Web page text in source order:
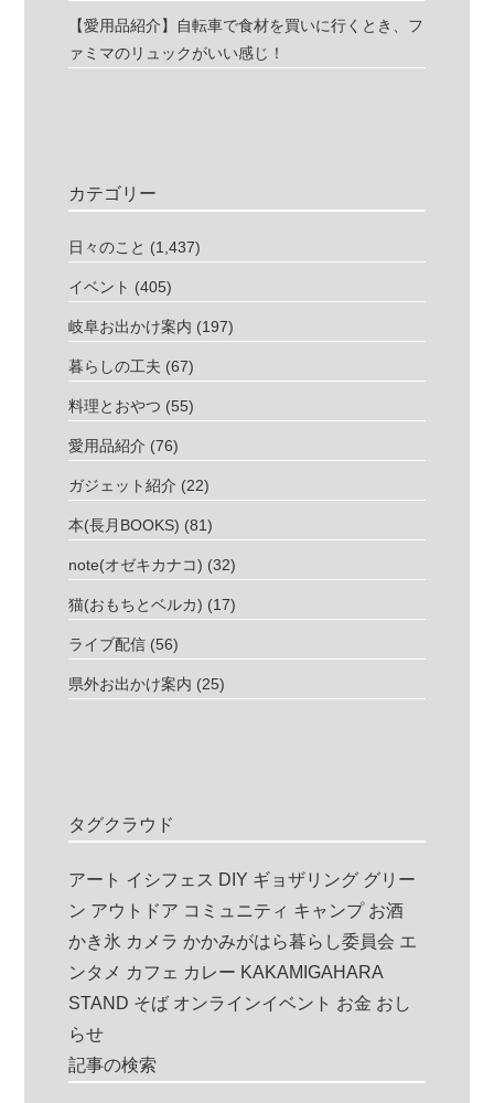
【愛用品紹介】自転車で食材を買いに行くとき、フ
ァミマのリュックがいい感じ！
カテゴリー
日々のこと (1,437)
イベント (405)
岐阜お出かけ案内 (197)
暮らしの工夫 (67)
料理とおやつ (55)
愛用品紹介 (76)
ガジェット紹介 (22)
本(長月BOOKS) (81)
note(オゼキカナコ) (32)
猫(おもちとベルカ) (17)
ライブ配信 (56)
県外お出かけ案内 (25)
タグクラウド
アート イシフェス DIY ギョザリング グリー
ン アウトドア コミュニティ キャンプ お酒
かき氷 カメラ かかみがはら暮らし委員会 エ
ンタメ カフェ カレー KAKAMIGAHARA
STAND そば オンラインイベント お金 おし
らせ
記事の検索